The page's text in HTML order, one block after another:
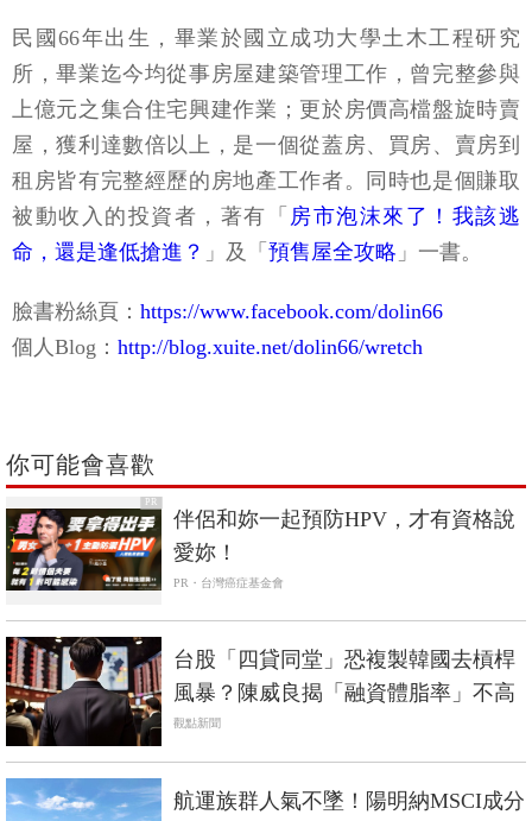
民國66年出生，畢業於國立成功大學土木工程研究
所，畢業迄今均從事房屋建築管理工作，曾完整參與
上億元之集合住宅興建作業；更於房價高檔盤旋時賣
屋，獲利達數倍以上，是一個從蓋房、買房、賣房到
租房皆有完整經歷的房地產工作者。同時也是個賺取
被動收入的投資者，著有「 房市泡沫來了！我該逃
命，還是逢低搶進？ 」及「 預售屋全攻略 」一書。
臉書粉絲頁： https://www.facebook.com/dolin66
個人Blog： http://blog.xuite.net/dolin66/wretch
你可能會喜歡
PR
伴侶和妳一起預防HPV，才有資格說
愛妳！
PR・台灣癌症基金會
台股「四貸同堂」恐複製韓國去槓桿
風暴？陳威良揭「融資體脂率」不高
觀點新聞
航運族群人氣不墜！陽明納MSCI成分